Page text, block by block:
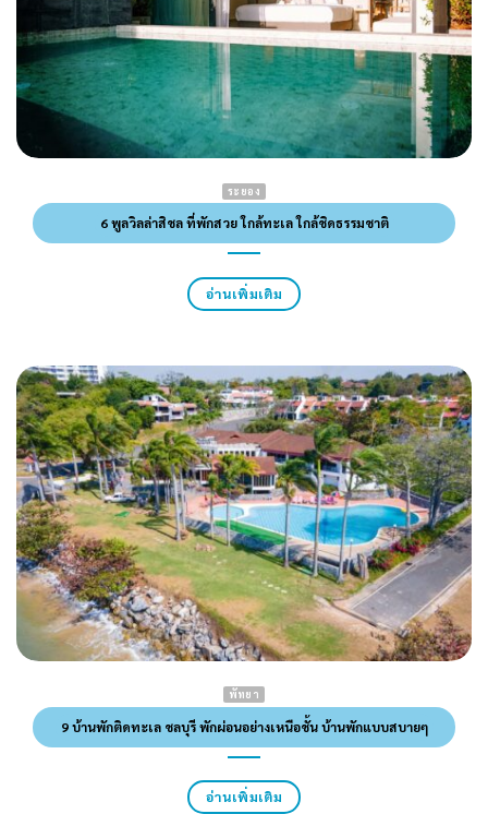
ระยอง
6 พูลวิลล่าสิชล ที่พักสวย ใกล้ทะเล ใกล้ชิดธรรมชาติ
อ่านเพิ่มเติม
พัทยา
9 บ้านพักติดทะเล ชลบุรี พักผ่อนอย่างเหนือชั้น บ้านพักแบบสบายๆ
อ่านเพิ่มเติม